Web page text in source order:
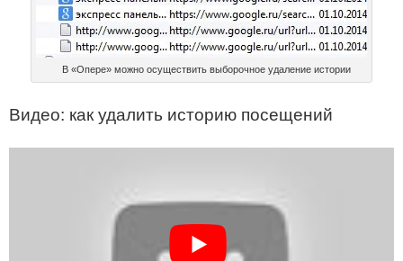
В «Опере» можно осуществить выборочное удаление истории
Видео: как удалить историю посещений